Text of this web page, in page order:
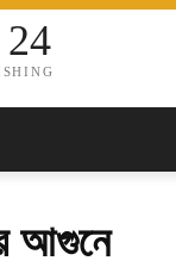
আগুনে